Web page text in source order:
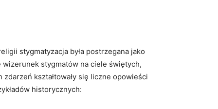
stygmatyzacja​ była postrzegana jako
wizerunek stygmatów na ciele świętych,
kształtowały się liczne opowieści
historycznych: